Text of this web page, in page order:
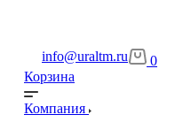
info@uraltm.ru
0
Корзина
Компания